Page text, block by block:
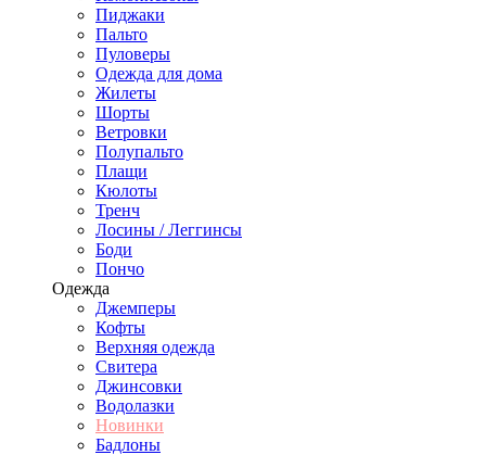
Пиджаки
Пальто
Пуловеры
Одежда для дома
Жилеты
Шорты
Ветровки
Полупальто
Плащи
Кюлоты
Тренч
Лосины / Леггинсы
Боди
Пончо
Одежда
Джемперы
Кофты
Верхняя одежда
Свитера
Джинсовки
Водолазки
Новинки
Бадлоны